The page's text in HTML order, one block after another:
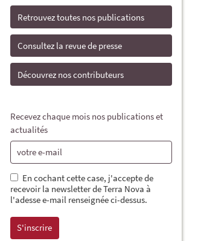
Retrouvez toutes nos publications
Consultez la revue de presse
Découvrez nos contributeurs
Recevez chaque mois nos publications et
actualités
En cochant cette case, j'accepte de
recevoir la newsletter de Terra Nova à
l'adesse e-mail renseignée ci-dessus.